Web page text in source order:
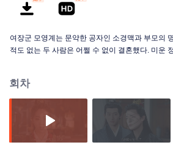
여장군 모영계는 문약한 공자인 소경맥과 부모의
적도 없는 두 사람은 어쩔 수 없이 결혼했다. 미운 정 고운 정 든 사이에 의외로
회차